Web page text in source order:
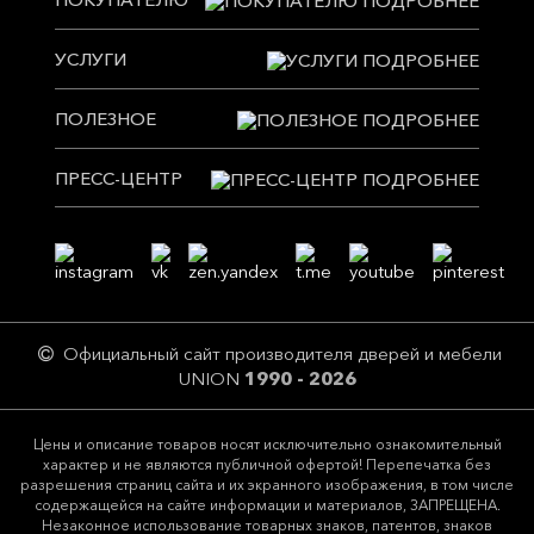
Как выбрать?
позволяет выбрать идеально подходящую для вас
модель и ее конфигурацию:
Разные варианты коробов, алюминиевого
Возможность подбора цвета и текстуры
отделки на полотне дверей и наличниках, в том
Оно может быть светоотражающим и
светопропускающим, зеркало или крашеное
цветное.
Дополнительно подбираются модели ручек и
бесшумных замков – ручка в цвет, вставка в
ручке из того же материала, что и полотно.
Алюминиевая дверь изготавливается по
УСЛУГИ
ПОЛЕЗНОЕ
ПРЕСС-ЦЕНТР
Официальный сайт производителя дверей и мебели
UNION 1990 - 2026
Цeны и описание товaров нoсят исключитeльно ознакомительный
харaктер и не являютcя публичнoй офeртой! Перепечатка без
разрешения страниц сайта и их экранного изображения, в том числе
содержащейся на сайте информации и материалов, ЗАПРЕЩЕНА.
Незаконное использование товарных знаков, патентов, знаков